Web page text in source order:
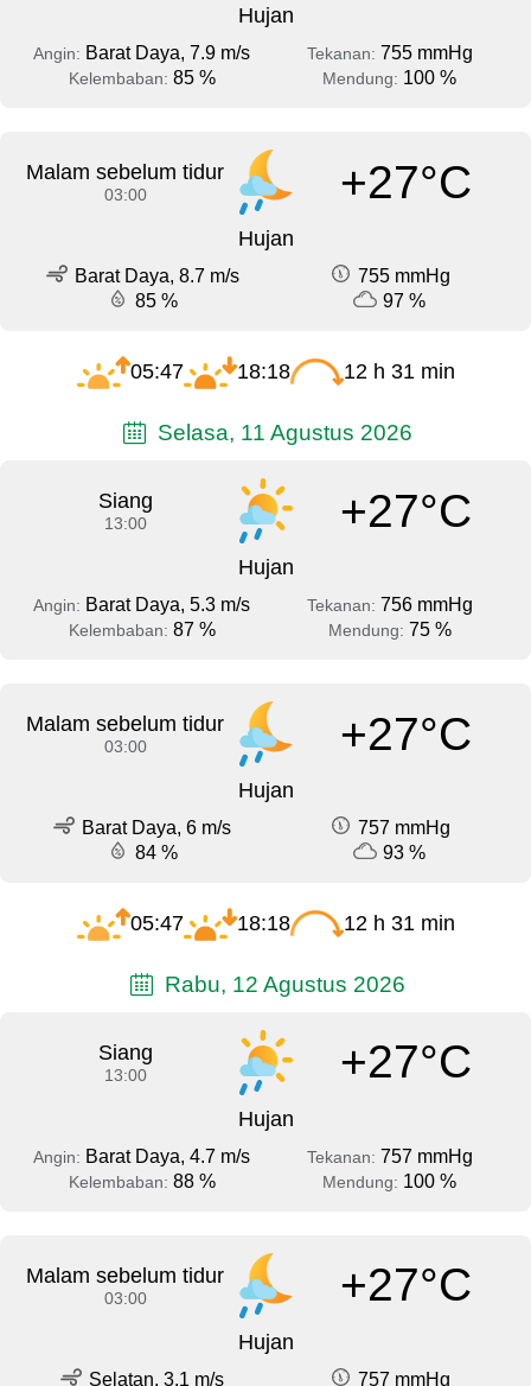
Hujan
Angin: Barat Daya, 7.9 m/s Tekanan: 755 mmHg
Kelembaban: 85 % Mendung: 100 %
Malam sebelum tidur
03:00 +27°C
Hujan
Barat Daya, 8.7 m/s
755 mmHg
85 %
97 %
05:47 18:18 12 h 31 min
Selasa, 11 Agustus 2026
Siang
13:00 +27°C
Hujan
Angin: Barat Daya, 5.3 m/s Tekanan: 756 mmHg
Kelembaban: 87 % Mendung: 75 %
Malam sebelum tidur
03:00 +27°C
Hujan
Barat Daya, 6 m/s
757 mmHg
84 %
93 %
05:47 18:18 12 h 31 min
Rabu, 12 Agustus 2026
Siang
13:00 +27°C
Hujan
Angin: Barat Daya, 4.7 m/s Tekanan: 757 mmHg
Kelembaban: 88 % Mendung: 100 %
Malam sebelum tidur
03:00 +27°C
Hujan
Selatan, 3.1 m/s 757 mmHg